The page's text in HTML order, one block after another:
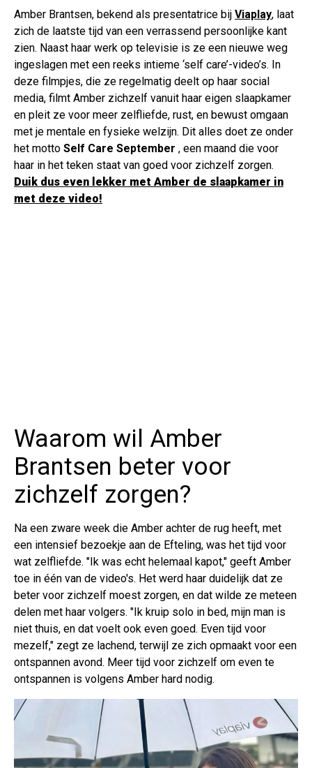
Amber Brantsen, bekend als presentatrice bij Viaplay, laat
zich de laatste tijd van een verrassend persoonlijke kant
zien. Naast haar werk op televisie is ze een nieuwe weg
ingeslagen met een reeks intieme ‘self care’-video’s. In
deze filmpjes, die ze regelmatig deelt op haar social
media, filmt Amber zichzelf vanuit haar eigen slaapkamer
en pleit ze voor meer zelfliefde, rust, en bewust omgaan
met je mentale en fysieke welzijn. Dit alles doet ze onder
het motto Self Care September , een maand die voor
haar in het teken staat van goed voor zichzelf zorgen.
Duik dus even lekker met Amber de slaapkamer in
met deze video!
Waarom wil Amber
Brantsen beter voor
zichzelf zorgen?
Na een zware week die Amber achter de rug heeft, met
een intensief bezoekje aan de Efteling, was het tijd voor
wat zelfliefde. "Ik was echt helemaal kapot," geeft Amber
toe in één van de video's. Het werd haar duidelijk dat ze
beter voor zichzelf moest zorgen, en dat wilde ze meteen
delen met haar volgers. "Ik kruip solo in bed, mijn man is
niet thuis, en dat voelt ook even goed. Even tijd voor
mezelf," zegt ze lachend, terwijl ze zich opmaakt voor een
ontspannen avond. Meer tijd voor zichzelf om even te
ontspannen is volgens Amber hard nodig.